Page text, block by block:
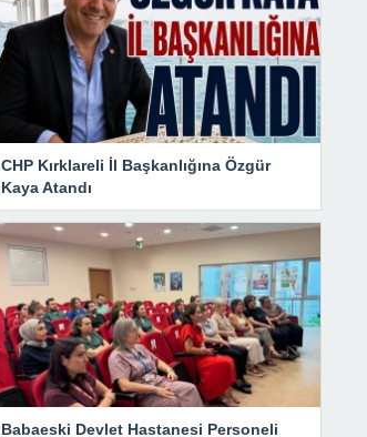
CHP Kırklareli İl Başkanlığına Özgür
Kaya Atandı
Babaeski Devlet Hastanesi Personeli